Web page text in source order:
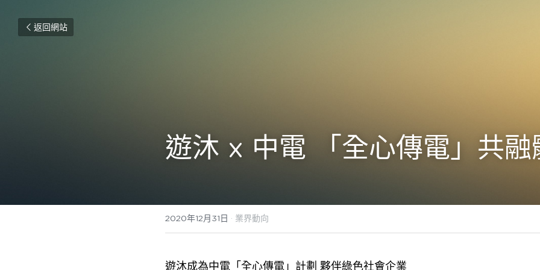
返回網站
遊沐 x 中電 「全心傳電」共融
2020年12月31日 · 業界動向
遊沐成為中電「全心傳電」計劃 夥伴綠色社會企業